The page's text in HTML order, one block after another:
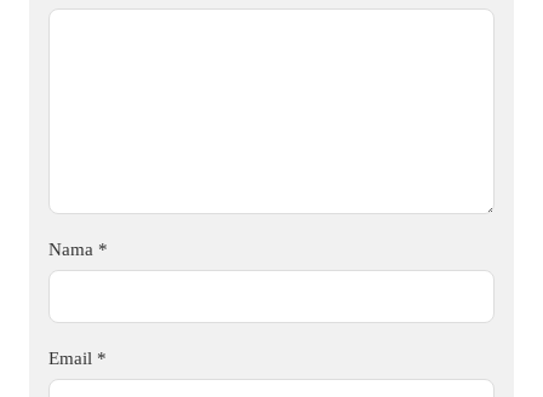
Nama *
Email *